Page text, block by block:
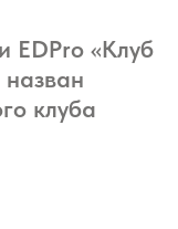
EDPro «Клуб
клуба